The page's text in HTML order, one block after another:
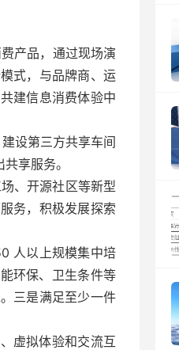
产品，通过现场演
式，与品牌商、运
建信息消费体验中
设第三方共享车间
享服务。
、开源社区等新型
务，积极发展探索
人以上规模集中培
环保、卫生条件等
三是满足至少一件
虚拟体验和交流互